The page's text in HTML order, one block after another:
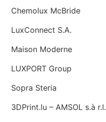
Chemolux McBride
LuxConnect S.A.
Maison Moderne
LUXPORT Group
Sopra Steria
3DPrint.lu – AMSOL s.à r.l.